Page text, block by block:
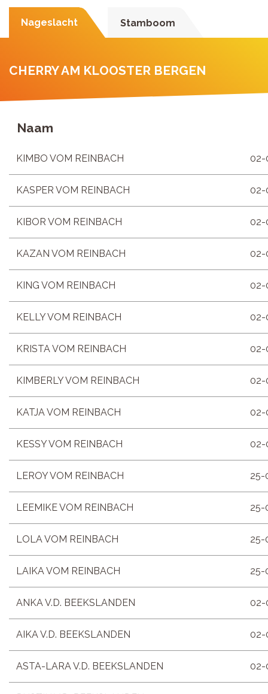
Nageslacht Stamboom
CHERRY AM KLOOSTER BERGEN
Naam
KIMBO VOM REINBACH 02-
KASPER VOM REINBACH 02-
KIBOR VOM REINBACH 02-
KAZAN VOM REINBACH 02-
KING VOM REINBACH 02-
KELLY VOM REINBACH 02-
KRISTA VOM REINBACH 02-
KIMBERLY VOM REINBACH 02-
KATJA VOM REINBACH 02-
KESSY VOM REINBACH 02-
LEROY VOM REINBACH 25-
LEEMIKE VOM REINBACH 25-
LOLA VOM REINBACH 25-
LAIKA VOM REINBACH 25-
ANKA V.D. BEEKSLANDEN 02-
AIKA V.D. BEEKSLANDEN 02-
ASTA-LARA V.D. BEEKSLANDEN 02-